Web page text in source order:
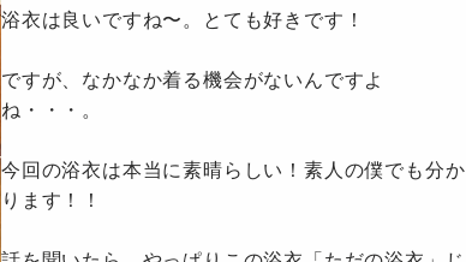
浴衣は良いですね〜。とても好きです！
ですが、なかなか着る機会がないんですよ
ね・・・。
今回の浴衣は本当に素晴らしい！素人の僕でも分か
ります！！